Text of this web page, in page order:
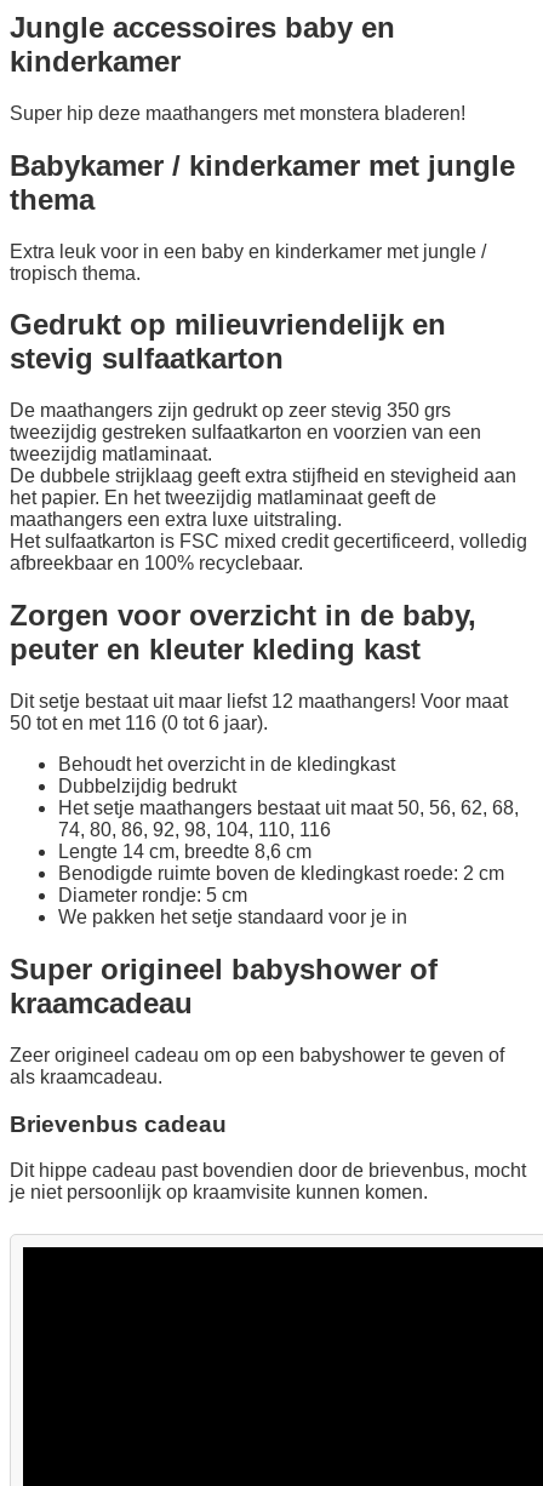
Jungle accessoires baby en
kinderkamer
Super hip deze maathangers met monstera bladeren!
Babykamer / kinderkamer met jungle
thema
Extra leuk voor in een baby en kinderkamer met jungle /
tropisch thema.
Gedrukt op milieuvriendelijk en
stevig sulfaatkarton
De maathangers zijn gedrukt op zeer stevig 350 grs
tweezijdig gestreken sulfaatkarton en voorzien van een
tweezijdig matlaminaat.
De dubbele strijklaag geeft extra stijfheid en stevigheid aan
het papier. En het tweezijdig matlaminaat geeft de
maathangers een extra luxe uitstraling.
Het sulfaatkarton is FSC mixed credit gecertificeerd, volledig
afbreekbaar en 100% recyclebaar.
Zorgen voor overzicht in de baby,
peuter en kleuter kleding kast
Dit setje bestaat uit maar liefst 12 maathangers! Voor maat
50 tot en met 116 (0 tot 6 jaar).
Behoudt het overzicht in de kledingkast
Dubbelzijdig bedrukt
Het setje maathangers bestaat uit maat 50, 56, 62, 68,
74, 80, 86, 92, 98, 104, 110, 116
Lengte 14 cm, breedte 8,6 cm
Benodigde ruimte boven de kledingkast roede: 2 cm
Diameter rondje: 5 cm
We pakken het setje standaard voor je in
Super origineel babyshower of
kraamcadeau
Zeer origineel cadeau om op een babyshower te geven of
als kraamcadeau.
Brievenbus cadeau
Dit hippe cadeau past bovendien door de brievenbus, mocht
je niet persoonlijk op kraamvisite kunnen komen.